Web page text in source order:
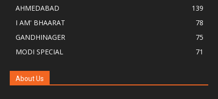
AHMEDABAD
139
I AM' BHAARAT
78
GANDHINAGER
75
MODI SPECIAL
71
About Us